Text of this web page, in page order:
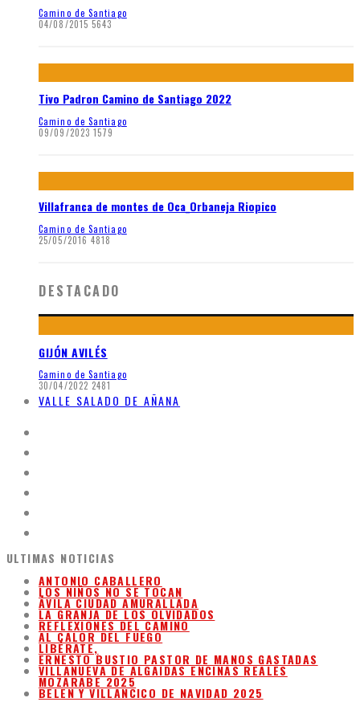
Camino de Santiago
04/08/2015 5643
Tivo Padron Camino de Santiago 2022
Camino de Santiago
09/09/2023 1579
Villafranca de montes de Oca_Orbaneja Riopico
Camino de Santiago
25/05/2016 4818
DESTACADO
GIJÓN AVILÉS
Camino de Santiago
30/04/2022 2481
VALLE SALADO DE AÑANA
ULTIMAS NOTICIAS
ANTONIO CABALLERO
LOS NIÑOS NO SE TOCAN
ÁVILA CIUDAD AMURALLADA
LA GRANJA DE LOS OLVIDADOS
REFLEXIONES DEL CAMINO
AL CALOR DEL FUEGO
LIBÉRATE,
ERNESTO BUSTIO PASTOR DE MANOS GASTADAS
VILLANUEVA DE ALGAIDAS ENCINAS REALES
MOZARABE 2025
BELEN Y VILLANCICO DE NAVIDAD 2025